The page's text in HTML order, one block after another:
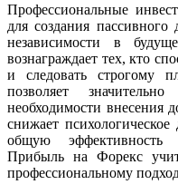
Профессиональные
для создания
независимости в
вознаграждает тех, кто
и следовать строгому
позволяет
необходимости внесения
снижает
общую эффективность
Прибыль на Форекс
профессиональному